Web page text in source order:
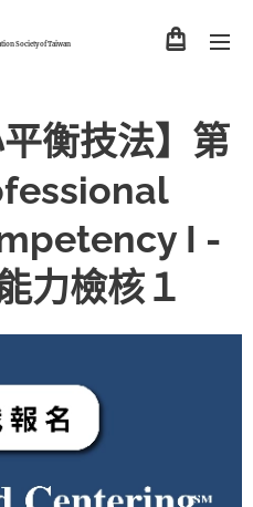
Society ofTaiwan
衡技法】第
I -
力檢核１